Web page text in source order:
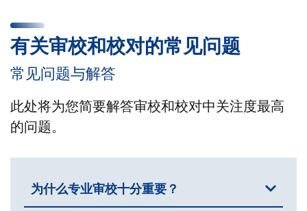
有关审校和校对的常见问题
常见问题与解答
此处将为您简要解答审校和校对中关注度最高
的问题。
为什么专业审校十分重要？